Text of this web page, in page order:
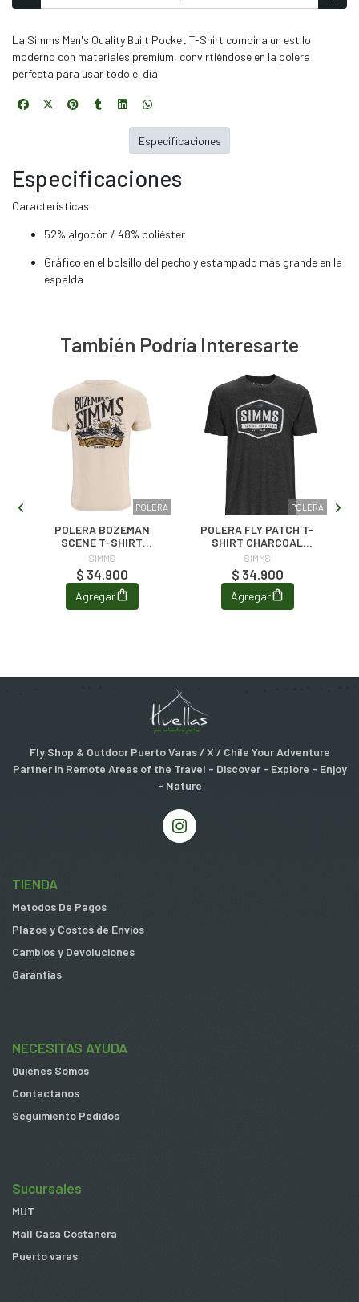
La Simms Men's Quality Built Pocket T-Shirt combina un estilo
moderno con materiales premium, convirtiéndose en la polera
perfecta para usar todo el día.
Especificaciones
Características:
52% algodón / 48% poliéster
Gráfico en el bolsillo del pecho y estampado más grande en la
espalda
Especificaciones
También Podría Interesarte
POLERA
POLERA BOZEMAN
SCENE T-SHIRT
NATURAL
SIMMS
$ 34.900
Agregar
POLERA
POLERA FLY PATCH T-
SHIRT CHARCOAL
HEATHER
SIMMS
$ 34.900
Agregar
Fly Shop & Outdoor Puerto Varas / X / Chile Your Adventure
Partner in Remote Areas of the Travel - Discover - Explore - Enjoy
- Nature
TIENDA
Metodos De Pagos
Plazos y Costos de Envios
Cambios y Devoluciones
Garantias
NECESITAS AYUDA
Quiénes Somos
Contactanos
Seguimiento Pedidos
Sucursales
MUT
Mall Casa Costanera
Puerto varas